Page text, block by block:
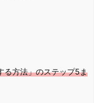
る方法」のステップ5ま